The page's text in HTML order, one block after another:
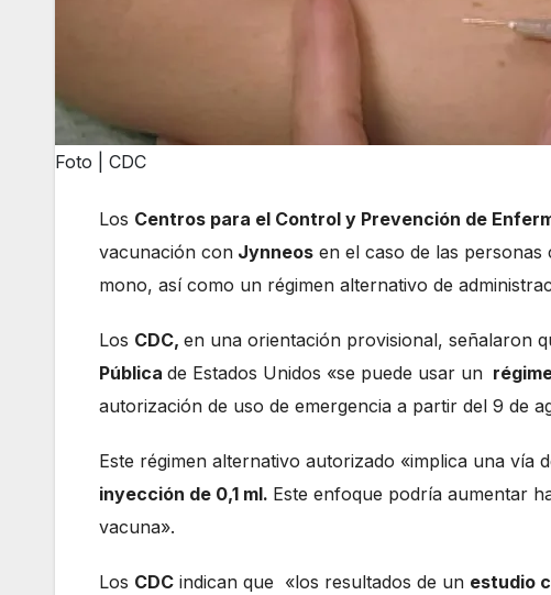
Foto | CDC
Los Centros para el Control y Prevención de
vacunación con Jynneos en el caso de las
mono, así como un régimen alternativo de
Los CDC, en una orientación provisional, señalaron
Pública de Estados Unidos «se puede usar un
autorización de uso de emergencia a partir del 9 de
Este régimen alternativo autorizado «implica una vía
inyección de 0,1 ml. Este enfoque podría aumentar
vacuna».
Los CDC indican que «los resultados de un estudio